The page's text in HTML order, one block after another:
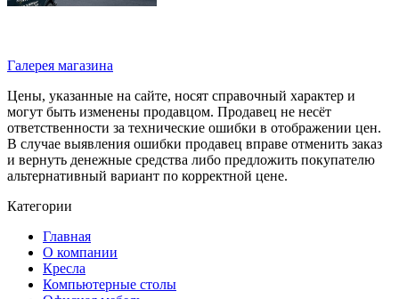
Галерея магазина
Цены, указанные на сайте, носят справочный характер и
могут быть изменены продавцом. Продавец не несёт
ответственности за технические ошибки в отображении цен.
В случае выявления ошибки продавец вправе отменить заказ
и вернуть денежные средства либо предложить покупателю
альтернативный вариант по корректной цене.
Категории
Главная
О компании
Кресла
Компьютерные столы